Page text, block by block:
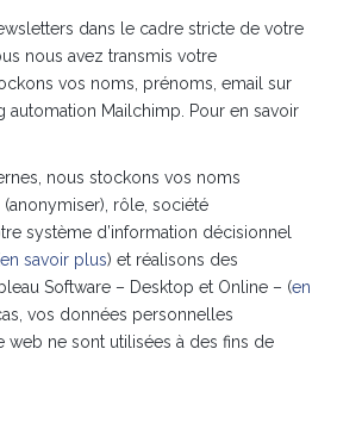
dans le cadre stricte de votre
nous avez transmis votre
vos noms, prénoms, email sur
automation Mailchimp. Pour en savoir
nous stockons vos noms
rôle, société
système d’information décisionnel
en savoir plus) et réalisons des
Software – Desktop et Online – (en
vos données personnelles
web ne sont utilisées à des fins de